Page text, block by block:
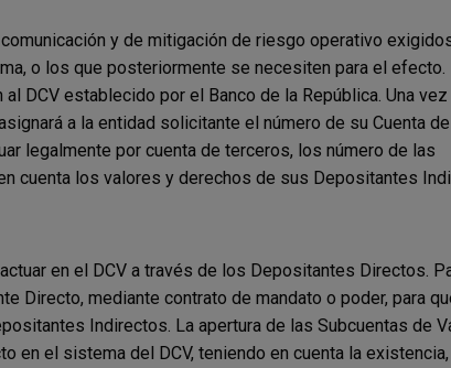
y de mitigación de riesgo operativo
o los que posteriormente se necesiten para el efecto.
DCV establecido por el Banco de la República. Una vez
a la entidad solicitante el número de su Cuenta
legalmente por cuenta de terceros, los número de las
cuenta los valores y derechos de sus Depositantes
en el DCV a través de los Depositantes Directos.
Directo, mediante contrato de mandato o poder, para
Indirectos. La apertura de las Subcuentas de
en el sistema del DCV, teniendo en cuenta la existencia,